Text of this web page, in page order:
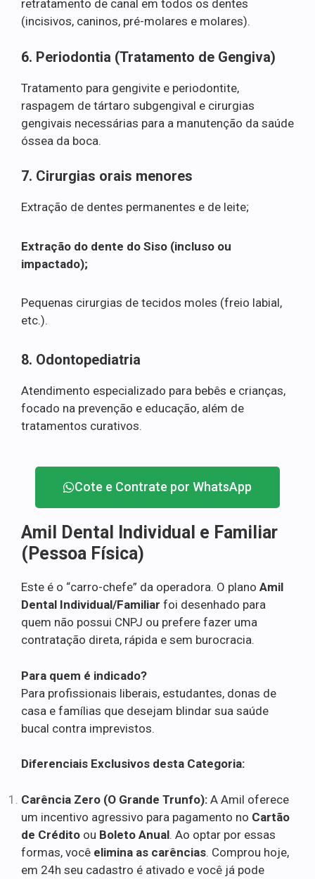
retratamento de canal em todos os dentes
(incisivos, caninos, pré-molares e molares).
6. Periodontia (Tratamento de Gengiva)
Tratamento para gengivite e periodontite,
raspagem de tártaro subgengival e cirurgias
gengivais necessárias para a manutenção da saúde
óssea da boca.
7. Cirurgias orais menores
Extração de dentes permanentes e de leite;
Extração do dente do Siso (incluso ou
impactado);
Pequenas cirurgias de tecidos moles (freio labial,
etc.).
8. Odontopediatria
Atendimento especializado para bebês e crianças,
focado na prevenção e educação, além de
tratamentos curativos.
Cote e Contrate por WhatsApp
Amil Dental Individual e Familiar
(Pessoa Física)
Este é o “carro-chefe” da operadora. O plano Amil
Dental Individual/Familiar foi desenhado para
quem não possui CNPJ ou prefere fazer uma
contratação direta, rápida e sem burocracia.
Para quem é indicado?
Para profissionais liberais, estudantes, donas de
casa e famílias que desejam blindar sua saúde
bucal contra imprevistos.
Diferenciais Exclusivos desta Categoria:
Carência Zero (O Grande Trunfo): A Amil oferece
um incentivo agressivo para pagamento no Cartão
de Crédito ou Boleto Anual. Ao optar por essas
formas, você elimina as carências. Comprou hoje,
em 24h seu cadastro é ativado e você já pode